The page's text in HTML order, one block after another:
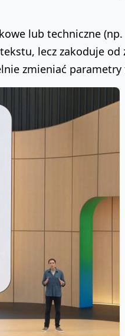
lub techniczne (np.
lecz zakoduje od
zmieniać parametry